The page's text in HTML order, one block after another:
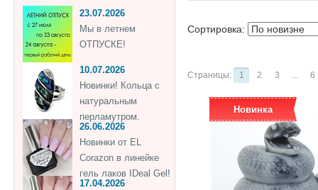
Сортировка:
Страницы: 1 2 3 6
Новинка
23.07.2026
Мы в летнем
ОТПУСКЕ!
10.07.2026
Новинки! Кольца с
натуральным
перламутром.
26.06.2026
Новинки от EL
Corazon в линейке
гель лаков IDeal Gel!
17.04.2026